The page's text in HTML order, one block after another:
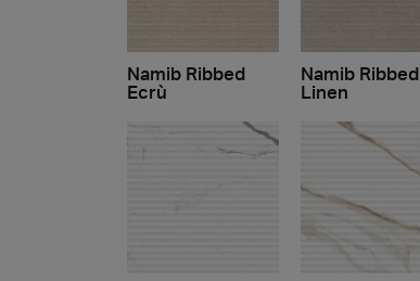
Namib Ribbed
Ecrù
Namib Ribbed
Linen